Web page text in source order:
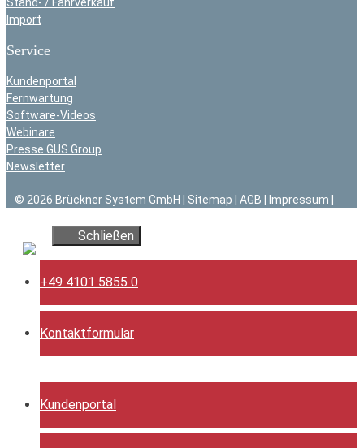
Import
Service
Kundenportal
Fernwartung
Software-Videos
Webinare
Presse GUS Group
Newsletter
© 2026 Brückner System GmbH | Sitemap AGB Impressum
Schließen
+49 4101 5855 0
Kontaktformular
Kundenportal